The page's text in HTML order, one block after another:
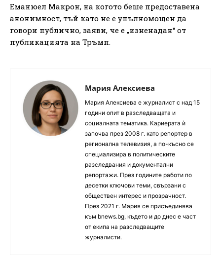
Еманюел Макрон, на когото беше предоставена
анонимност, тъй като не е упълномощен да
говори публично, заяви, че е „изненадан“ от
публикацията на Тръмп.
Мария Алексиева
Мария Алексиева е журналист с над 15
години опит в разследващата и
социалната тематика. Кариерата ѝ
започва през 2008 г. като репортер в
регионална телевизия, а по-късно се
специализира в политическите
разследвания и документални
репортажи. През годините работи по
десетки ключови теми, свързани с
обществен интерес и прозрачност.
През 2021 г. Мария се присъединява
към bnews.bg, където и до днес е част
от екипа на разследващите
журналисти.